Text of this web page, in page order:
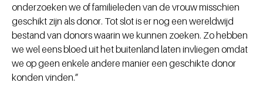
onderzoeken we of familieleden van de vrouw misschien
geschikt zijn als donor. Tot slot is er nog een wereldwijd
bestand van donors waarin we kunnen zoeken. Zo hebben
we wel eens bloed uit het buitenland laten invliegen omdat
we op geen enkele andere manier een geschikte donor
konden vinden.”